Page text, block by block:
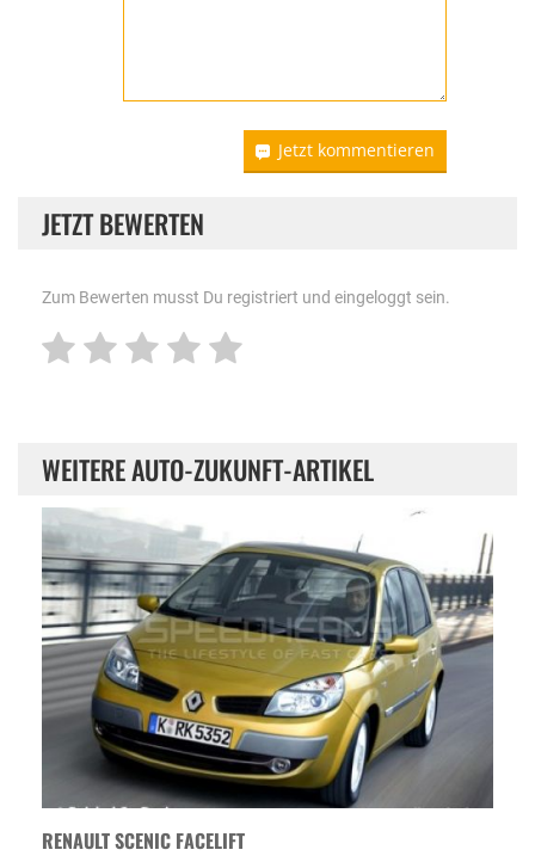
Jetzt kommentieren
JETZT BEWERTEN
Zum Bewerten musst Du registriert und eingeloggt sein.
WEITERE AUTO-ZUKUNFT-ARTIKEL
RENAULT SCENIC FACELIFT